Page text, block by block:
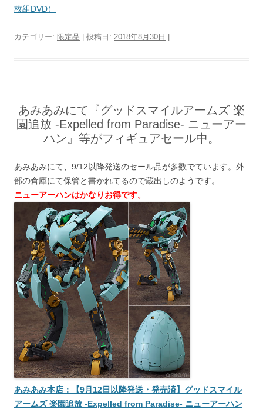
枚組DVD）
カテゴリー: 限定品 | 投稿日: 2018年8月30日
あみあみにて『グッドスマイルアームズ 楽
園追放 -Expelled from Paradise- ニューアー
ハン』等がフィギュアセール中。
あみあみにて、9/12以降発送のセール品が多数でています。外
部の倉庫にて保管と書かれてるので蔵出しのようです。
ニューアーハンはかなりお得です。
あみあみ本店：【9月12日以降発送・発売済】グッドスマイル
アームズ 楽園追放 -Expelled from Paradise- ニューアーハン